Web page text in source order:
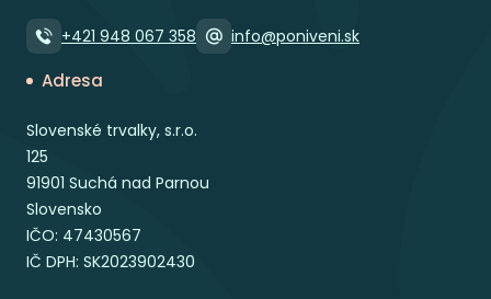
+421 948 067 358 info@poniveni.sk
Adresa
Slovenské trvalky, s.r.o.
125
91901 Suchá nad Parnou
Slovensko
IČO: 47430567
IČ DPH: SK2023902430